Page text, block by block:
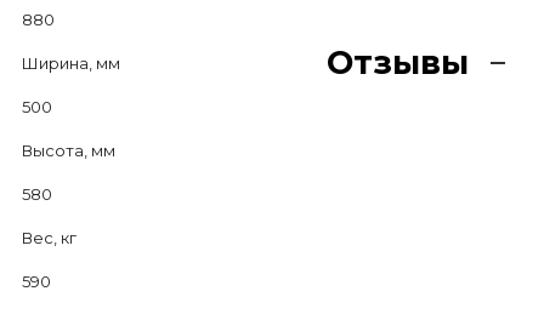
880
Ширина, мм
500
Высота, мм
580
Вес, кг
590
Отзывы